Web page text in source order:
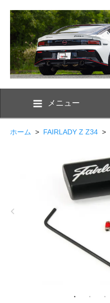
メニュー
ホーム > FAIRLADY Z Z34 >